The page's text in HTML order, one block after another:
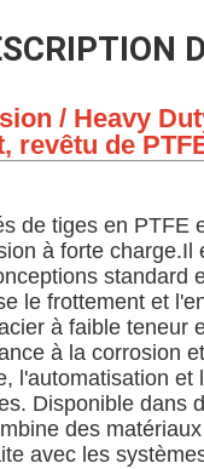
/ Heavy
revêtu de
de tiges en PTFE
à forte
standard
le frottement et
à faible teneur
à la corrosion
l'automatisation
Disponible dans
des
avec les